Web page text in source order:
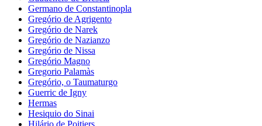
Germano de Constantinopla
Gregório de Agrigento
Gregório de Narek
Gregório de Nazianzo
Gregório de Nissa
Gregório Magno
Gregorio Palamàs
Gregório, o Taumaturgo
Guerric de Igny
Hermas
Hesiquio do Sinai
Hilário de Poitiers